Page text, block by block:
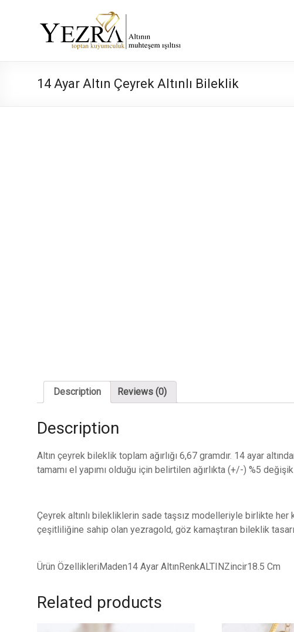
Yezra
Gold
Muhteşem
14 Ayar Altın Çeyrek Altınlı Bileklik
Description Reviews (0)
Description
Altın çeyrek bileklik toplam ağırlığı 6,67 gramdır. 14 ayar
tamamı el yapımı olduğu için belirtilen ağırlıkta (+/-) %5
Çeyrek altınlı bilekliklerin sade taşsız modelleriyle birlikte her
çeşitliliğine sahip olan yezragold, göz kamaştıran bileklik
Ürün ÖzellikleriMaden14 Ayar AltınRenkALTINZincir18.5 Cm
Related products